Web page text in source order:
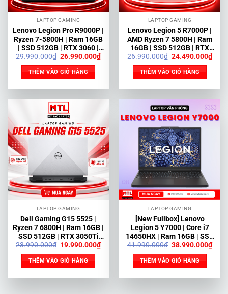
LAPTOP GAMING
Lenovo Legion Pro R9000P |
Ryzen 7-5800H | Ram 16GB
| SSD 512GB | RTX 3060 |
15.6” 2.5K 165Hz
29.990.000₫ Giá
là:
29.990.000₫.
26.990.000₫Giá
hiện
26.990.000₫.
THÊM VÀO GIỎ HÀNG
LAPTOP GAMING
Lenovo Legion 5 R7000P |
AMD Ryzen 7 5800H | Ram
16GB | SSD 512GB | RTX
3050Ti | 15.6 inch Full HD
165Hz
26.990.000₫ Giá
là:
26.990.000₫.
24.490.000₫Giá
hiện
THÊM VÀO GIỎ HÀNG
LAPTOP GAMING
Dell Gaming G15 5525 |
Ryzen 7 6800H | Ram 16GB |
SSD 512GB | RTX 3050Ti
4GB | 15.6” FHD 120Hz
23.990.000₫ Giá
là:
23.990.000₫.
19.990.000₫Giá
hiện
19.990.000₫.
THÊM VÀO GIỎ HÀNG
LAPTOP GAMING
[New Fullbox] Lenovo
Legion 5 Y7000 | Core i7
14650HX | Ram 16GB | SSD
512 GB | RTX 5060 | 15.3″
2.5K 180Hz
41.990.000₫ Giá
là:
41.990.000₫.
38.990.000₫Giá
hiện
THÊM VÀO GIỎ HÀNG